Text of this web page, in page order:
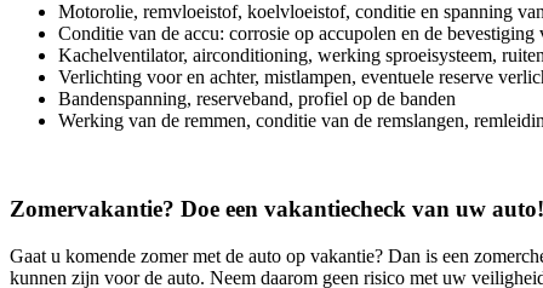
Motorolie, remvloeistof, koelvloeistof, conditie en spanning
Conditie van de accu: corrosie op accupolen en de bevestiging
Kachelventilator, airconditioning, werking sproeisysteem,
Verlichting voor en achter, mistlampen, eventuele reserve
Bandenspanning, reserveband, profiel op de banden
Werking van de remmen, conditie van de remslangen,
Zomervakantie? Doe een vakantiecheck van uw auto!
Gaat u komende zomer met de auto op vakantie? Dan is een
kunnen zijn voor de auto. Neem daarom geen risico met uw